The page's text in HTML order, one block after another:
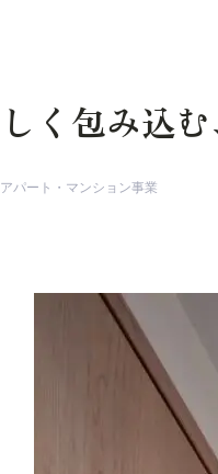
く包み込
アパート・マンション事業